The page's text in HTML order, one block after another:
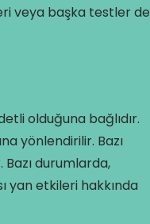
veya başka testler de
olduğuna bağlıdır.
yönlendirilir. Bazı
durumlarda,
yan etkileri hakkında